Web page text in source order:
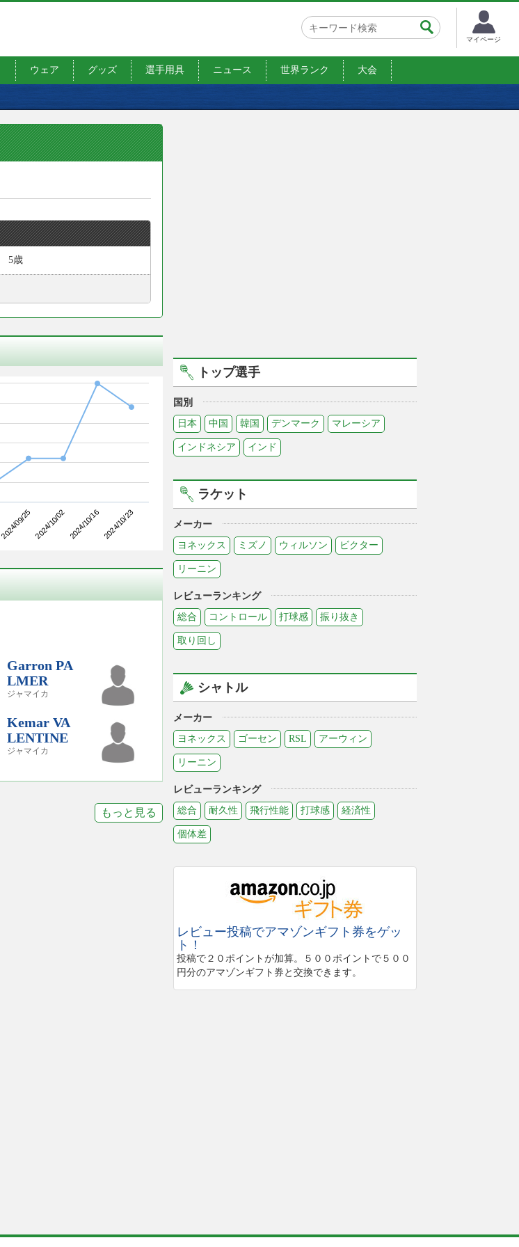
マイページ
ウェア グッズ 選手用具 ニュース 世界ランク 大会
5歳
2024/09/25 2024/10/02 2024/10/16 2024/10/23
Garron PA
LMER
ジャマイカ
Kemar VA
LENTINE
ジャマイカ
もっと見る
トップ選手
国別
日本
中国 韓国 デンマーク マレーシア
インドネシア インド
ラケット
メーカー
ヨネックス
ミズノ ウィルソン ビクター
リーニン
レビューランキング
総合
コントロール 打球感 振り抜き
取り回し
シャトル
メーカー
ヨネックス
ゴーセン RSL アーウィン
リーニン
レビューランキング
総合
耐久性 飛行性能 打球感 経済性
個体差
レビュー投稿でアマゾンギフト券をゲッ
ト！
投稿で２０ポイントが加算。５００ポイントで５００
円分のアマゾンギフト券と交換できます。